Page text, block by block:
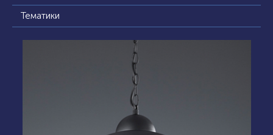
Тематики